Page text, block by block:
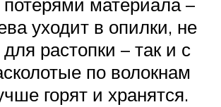
уходит в опилки, не
растопки – так и с
по волокнам
горят и хранятся.